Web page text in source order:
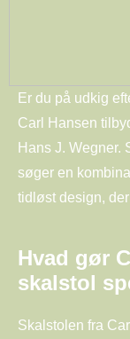
Er du på udkig
Carl Hansen
Hans J. Wegner.
søger en
tidløst design,
Hvad gør
skalstol
Skalstolen fra